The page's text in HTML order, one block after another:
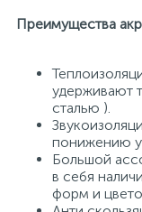
Преимущества
удерживают
сталью ).
понижению
Большой
в себя
форм и